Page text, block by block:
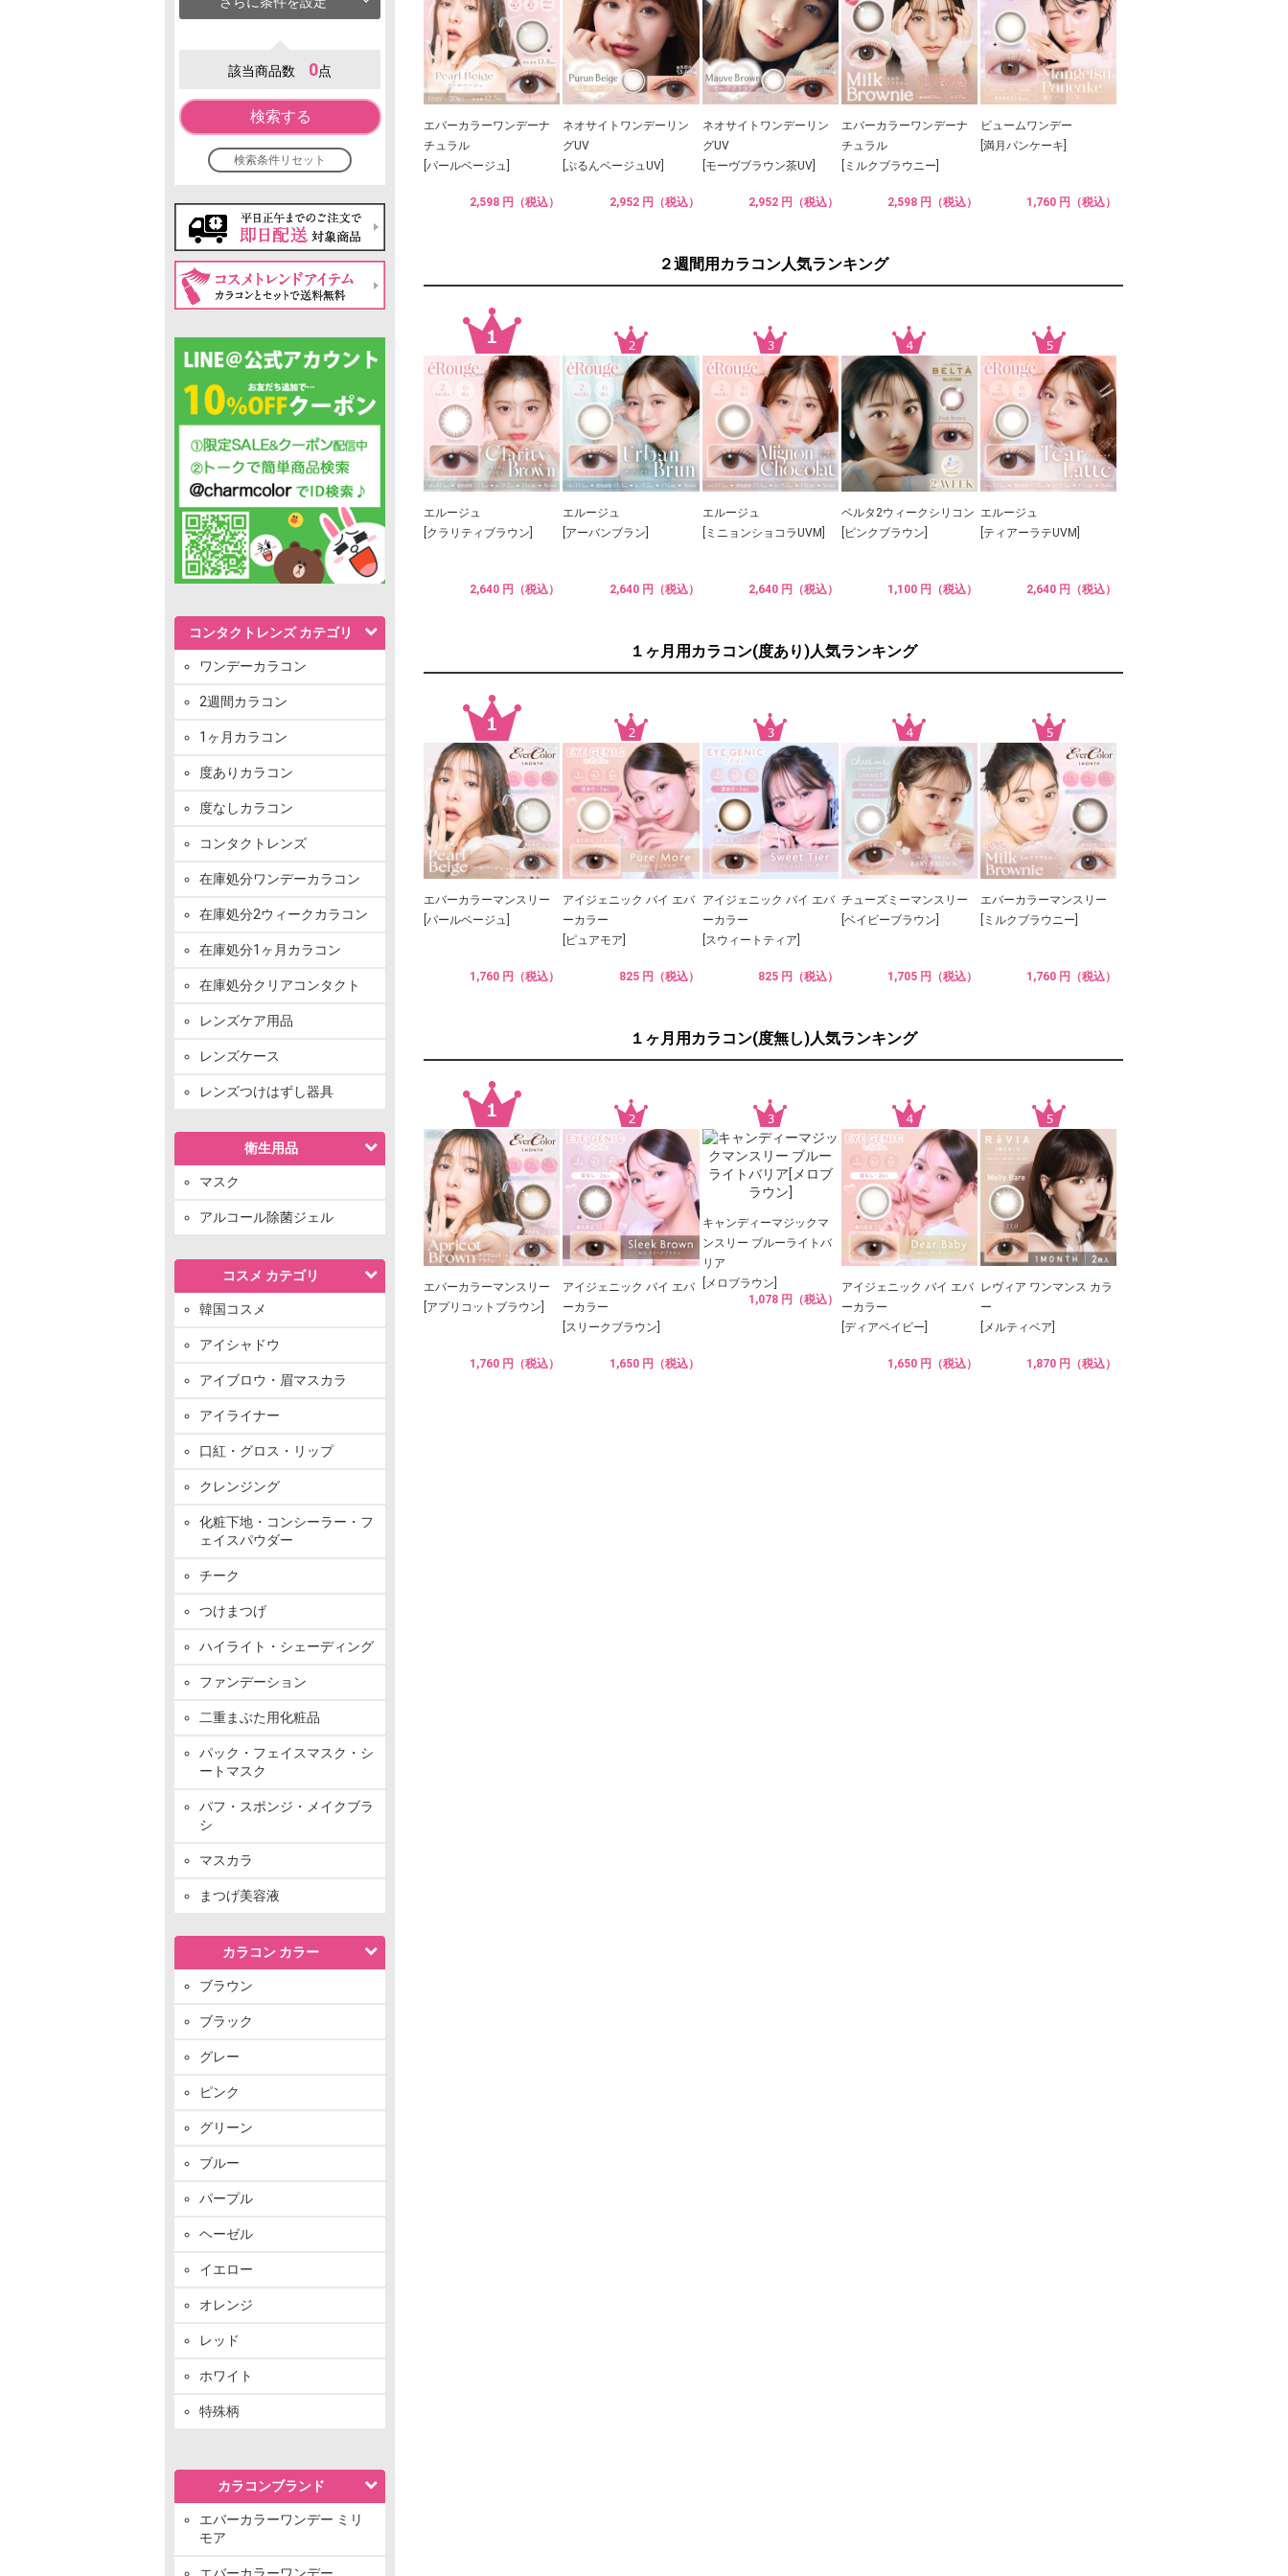
該当商品数 0点
検索する
検索条件リセット
コンタクトレンズ カテゴリ
ワンデーカラコン
2週間カラコン
1ヶ月カラコン
度ありカラコン
度なしカラコン
コンタクトレンズ
在庫処分ワンデーカラコン
在庫処分2ウィークカラコン
在庫処分1ヶ月カラコン
在庫処分クリアコンタクト
レンズケア用品
レンズケース
レンズつけはずし器具
衛生用品
マスク
アルコール除菌ジェル
コスメ カテゴリ
韓国コスメ
アイシャドウ
アイブロウ・眉マスカラ
アイライナー
口紅・グロス・リップ
クレンジング
化粧下地・コンシーラー・フ
ェイスパウダー
チーク
つけまつげ
ハイライト・シェーディング
ファンデーション
二重まぶた用化粧品
パック・フェイスマスク・シ
ートマスク
パフ・スポンジ・メイクブラ
シ
マスカラ
まつげ美容液
カラコン カラー
ブラウン
ブラック
グレー
ピンク
グリーン
ブルー
パープル
ヘーゼル
イエロー
オレンジ
レッド
ホワイト
特殊柄
カラコンブランド
エバーカラーワンデー ミリ
モア
エバーカラーワンデー
エバーカラーワンデーナ
チュラル
[パールベージュ]
2,598 円（税込）
ネオサイトワンデーリン
グUV
[ぷるんベージュUV]
2,952 円（税込）
ネオサイトワンデーリン
グUV
[モーヴブラウン茶UV]
2,952 円（税込）
エバーカラーワンデーナ
チュラル
[ミルクブラウニー]
2,598 円（税込）
ビュームワンデー
[満月パンケーキ]
1,760 円（税込）
２週間用カラコン人気ランキング
エルージュ
[クラリティブラウン]
2,640 円（税込）
エルージュ
[アーバンブラン]
2,640 円（税込）
エルージュ
[ミニョンショコラUVM]
2,640 円（税込）
ベルタ2ウィークシリコン
[ピンクブラウン]
1,100 円（税込）
エルージュ
[ティアーラテUVM]
2,640 円（税込）
１ヶ月用カラコン(度あり)人気ランキング
エバーカラーマンスリー
[パールベージュ]
1,760 円（税込）
アイジェニック バイ エバ
ーカラー
[ピュアモア]
825 円（税込）
アイジェニック バイ エバ
ーカラー
[スウィートティア]
825 円（税込）
チューズミーマンスリー
[ベイビーブラウン]
1,705 円（税込）
エバーカラーマンスリー
[ミルクブラウニー]
1,760 円（税込）
１ヶ月用カラコン(度無し)人気ランキング
エバーカラーマンスリー
[アプリコットブラウン]
1,760 円（税込）
アイジェニック バイ エバ
ーカラー
[スリークブラウン]
1,650 円（税込）
キャンディーマジックマ
ンスリー ブルーライトバ
リア
[メロブラウン]
1,078 円（税込）
アイジェニック バイ エバ
ーカラー
[ディアベイビー]
1,650 円（税込）
レヴィア ワンマンス カラ
ー
[メルティベア]
1,870 円（税込）